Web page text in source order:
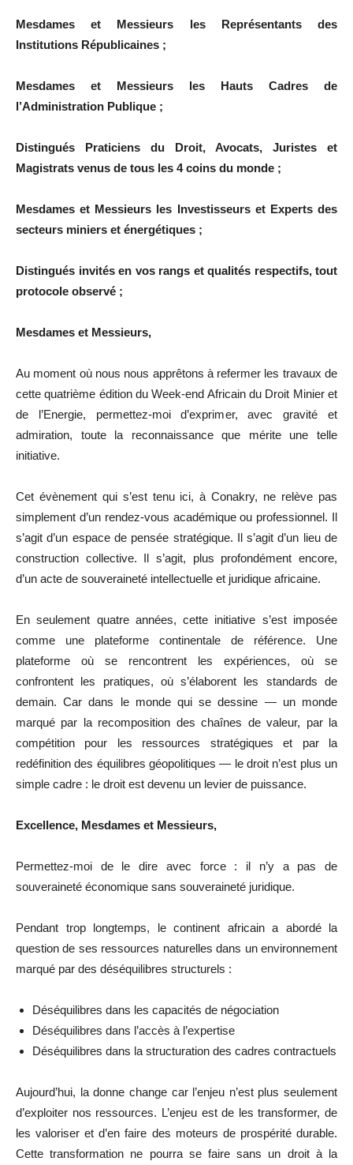
Mesdames et Messieurs les Représentants des
Institutions Républicaines ;
Mesdames et Messieurs les Hauts Cadres de
l’Administration Publique ;
Distingués Praticiens du Droit, Avocats, Juristes et
Magistrats venus de tous les 4 coins du monde ;
Mesdames et Messieurs les Investisseurs et Experts des
secteurs miniers et énergétiques ;
Distingués invités en vos rangs et qualités respectifs, tout
protocole observé ;
Mesdames et Messieurs,
Au moment où nous nous apprêtons à refermer les travaux de
cette quatrième édition du Week-end Africain du Droit Minier et
de l’Energie, permettez-moi d’exprimer, avec gravité et
admiration, toute la reconnaissance que mérite une telle
initiative.
Cet évènement qui s’est tenu ici, à Conakry, ne relève pas
simplement d’un rendez-vous académique ou professionnel. Il
s’agit d’un espace de pensée stratégique. Il s’agit d’un lieu de
construction collective. Il s’agit, plus profondément encore,
d’un acte de souveraineté intellectuelle et juridique africaine.
En seulement quatre années, cette initiative s’est imposée
comme une plateforme continentale de référence. Une
plateforme où se rencontrent les expériences, où se
confrontent les pratiques, où s’élaborent les standards de
demain. Car dans le monde qui se dessine — un monde
marqué par la recomposition des chaînes de valeur, par la
compétition pour les ressources stratégiques et par la
redéfinition des équilibres géopolitiques — le droit n’est plus un
simple cadre : le droit est devenu un levier de puissance.
Excellence, Mesdames et Messieurs,
Permettez-moi de le dire avec force : il n’y a pas de
souveraineté économique sans souveraineté juridique.
Pendant trop longtemps, le continent africain a abordé la
question de ses ressources naturelles dans un environnement
marqué par des déséquilibres structurels :
Déséquilibres dans les capacités de négociation
Déséquilibres dans l’accès à l’expertise
Déséquilibres dans la structuration des cadres contractuels
Aujourd’hui, la donne change car l’enjeu n’est plus seulement
d’exploiter nos ressources. L’enjeu est de les transformer, de
les valoriser et d’en faire des moteurs de prospérité durable.
Cette transformation ne pourra se faire sans un droit à la